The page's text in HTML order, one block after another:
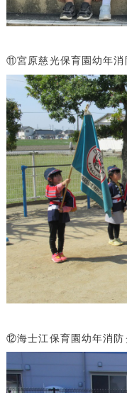
⑪宮原慈光保育園幼年消
⑫海士江保育園幼年消防